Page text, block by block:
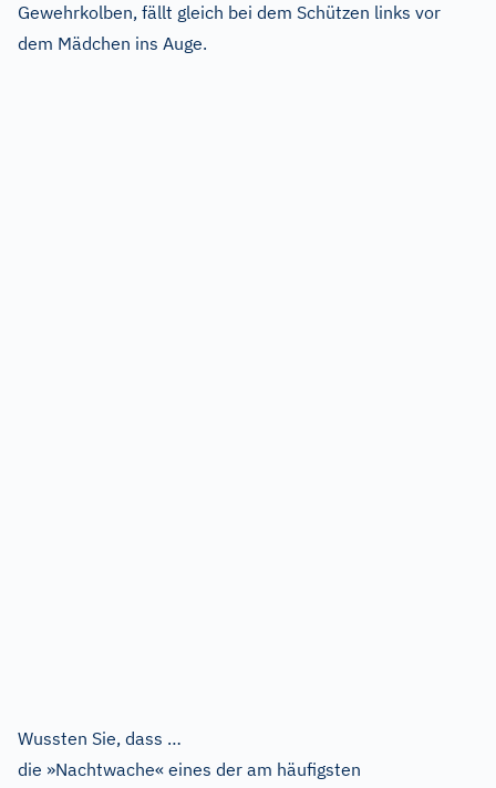
Gewehrkolben, fällt gleich bei dem Schützen links vor
dem Mädchen ins Auge.
Wussten Sie, dass …
die »Nachtwache« eines der am häufigsten